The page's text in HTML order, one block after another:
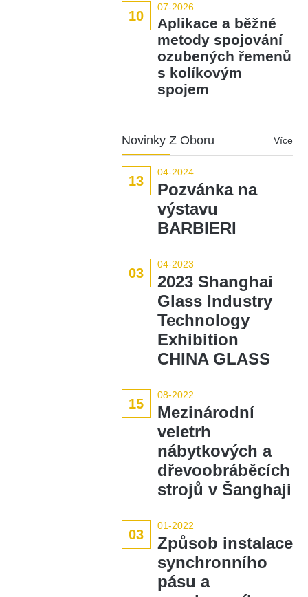
10
07-2026
Aplikace a běžné
metody spojování
ozubených řemenů
s kolíkovým
spojem
Novinky Z Oboru Více
13
04-2024
Pozvánka na
výstavu
BARBIERI
03
04-2023
2023 Shanghai
Glass Industry
Technology
Exhibition
CHINA GLASS
15
08-2022
Mezinárodní
veletrh
nábytkových a
dřevoobráběcích
strojů v Šanghaji
03
01-2022
Způsob instalace
synchronního
pásu a